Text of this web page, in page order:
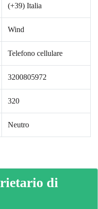
(+39) Italia
Wind
Telefono cellulare
3200805972
320
Neutro
di